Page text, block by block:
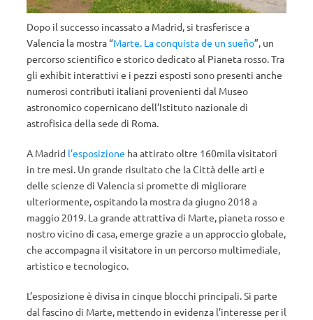
Dopo il successo incassato a Madrid, si trasferisce a
Valencia la mostra “Marte. La conquista de un sueño”, un
percorso scientifico e storico dedicato al Pianeta rosso. Tra
gli exhibit interattivi e i pezzi esposti sono presenti anche
numerosi contributi italiani provenienti dal Museo
astronomico copernicano dell’Istituto nazionale di
astrofisica della sede di Roma.
A Madrid l’esposizione ha attirato oltre 160mila visitatori
in tre mesi. Un grande risultato che la Città delle arti e
delle scienze di Valencia si promette di migliorare
ulteriormente, ospitando la mostra da giugno 2018 a
maggio 2019. La grande attrattiva di Marte, pianeta rosso e
nostro vicino di casa, emerge grazie a un approccio globale,
che accompagna il visitatore in un percorso multimediale,
artistico e tecnologico.
L’esposizione è divisa in cinque blocchi principali. Si parte
dal fascino di Marte, mettendo in evidenza l’interesse per il